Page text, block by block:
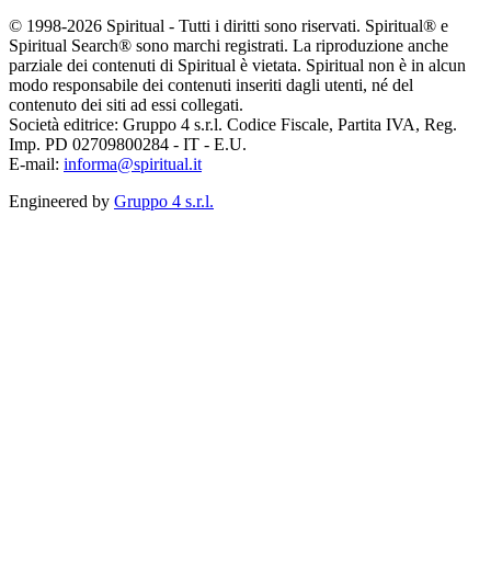
© 1998-2026 Spiritual - Tutti i diritti sono riservati. Spiritual® e
Spiritual Search® sono marchi registrati. La riproduzione anche
parziale dei contenuti di Spiritual è vietata. Spiritual non è in alcun
modo responsabile dei contenuti inseriti dagli utenti, né del
contenuto dei siti ad essi collegati.
Società editrice: Gruppo 4 s.r.l. Codice Fiscale, Partita IVA, Reg.
Imp. PD 02709800284 - IT - E.U.
E-mail: informa@spiritual.it
Engineered by Gruppo 4 s.r.l.